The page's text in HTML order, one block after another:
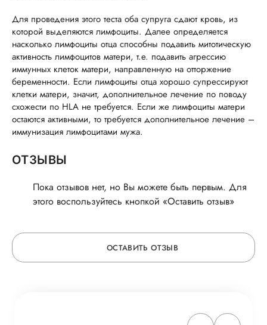
Для проведения этого теста оба супруга сдают кровь, из
которой выделяются лимфоциты. Далее определяется
насколько лимфоциты отца способны подавить митотическую
активность лимфоцитов матери, т.е. подавить агрессию
иммунных клеток матери, направленную на отторжение
беременности. Если лимфоциты отца хорошо супрессируют
клетки матери, значит, дополнительное лечение по поводу
схожести по HLA не требуется. Если же лимфоциты матери
остаются активными, то требуется дополнительное лечение –
иммунизация лимфоцитами мужа.
ОТЗЫВЫ
Пока отзывов нет, но Вы можете быть первым. Для
этого воспользуйтесь кнопкой «Оставить отзыв»
ОСТАВИТЬ ОТЗЫВ